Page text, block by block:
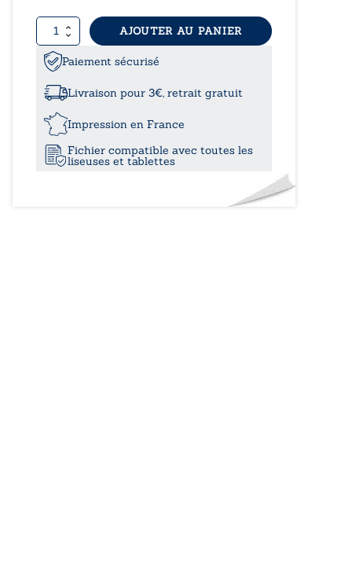
quantité
de
Rien
n’est
plus
qu’un
d’enfance
AJOUTER AU PANIER
Paiement sécurisé
Livraison pour 3€, retrait gratuit
Impression en France
Fichier compatible avec toutes les
liseuses et tablettes